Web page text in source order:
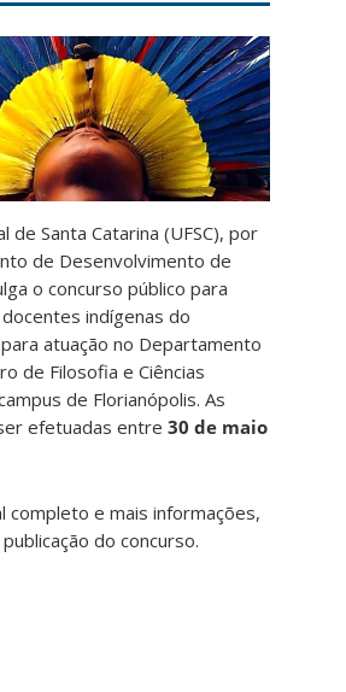
de Santa Catarina (UFSC), por
de Desenvolvimento de
o concurso público para
indígenas do
atuação no Departamento
de Filosofia e Ciências
de Florianópolis. As
efetuadas entre 30 de maio
completo e mais informações,
do concurso.